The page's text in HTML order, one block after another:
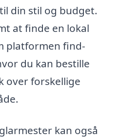
din stil og budget.
at finde en lokal
platformen find-
du kan bestille
over forskellige
kan også